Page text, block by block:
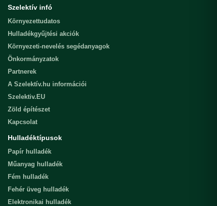
Szelektív infó
Környezettudatos
Hulladékgyűjtési akciók
Környezeti-nevelés segédanyagok
Önkormányzatok
Partnerek
A Szelektív.hu információi
Szelektiv.EU
Zöld építészet
Kapcsolat
Hulladéktípusok
Papír hulladék
Műanyag hulladék
Fém hulladék
Fehér üveg hulladék
Elektronikai hulladék